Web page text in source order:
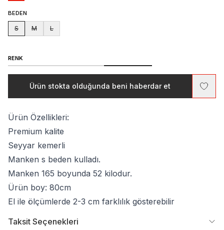
BEDEN
S M L
RENK
Ürün stokta olduğunda beni haberdar et
Ürün Özellikleri:
Premium kalite
Seyyar kemerli
Manken s beden kulladı.
Manken 165 boyunda 52 kilodur.
Ürün boy: 80cm
El ile ölçümlerde 2-3 cm farklılık gösterebilir
Taksit Seçenekleri